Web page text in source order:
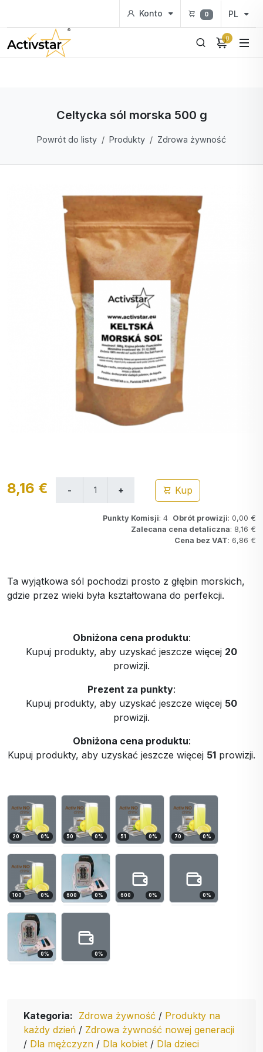
Konto 0 PL
0
Celtycka sól morska 500 g
Powrót do listy Produkty Zdrowa żywność
8,16 € Kup
Punkty Komisji: 4 Obrót prowizji: 0,00 €
Zalecana cena detaliczna: 8,16 €
Cena bez VAT: 6,86 €
Ta wyjątkowa sól pochodzi prosto z głębin morskich,
gdzie przez wieki była kształtowana do perfekcji.
Obniżona cena produktu:
Kupuj produkty, aby uzyskać jeszcze więcej 20
prowizji.
Prezent za punkty:
Kupuj produkty, aby uzyskać jeszcze więcej 50
prowizji.
Obniżona cena produktu:
Kupuj produkty, aby uzyskać jeszcze więcej 51 prowizji.
20 0% 50 0% 51 0% 70 0%
100 0% 600 0% 600 0% 0%
0% 0%
Kategoria: Zdrowa żywność / Produkty na
każdy dzień / Zdrowa żywność nowej generacji
/ Dla mężczyzn / Dla kobiet / Dla dzieci